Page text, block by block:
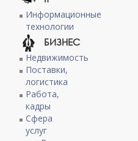
Информационные
технологии
БИЗНЕС
Недвижимость
Поставки,
логистика
Работа,
кадры
Сфера
услуг